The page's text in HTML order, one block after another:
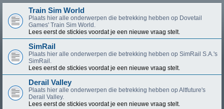
Train Sim World
Plaats hier alle onderwerpen die betrekking hebben op Dovetail
Games' Train Sim World.
Lees eerst de stickies voordat je een nieuwe vraag stelt.
SimRail
Plaats hier alle onderwerpen die betrekking hebben op SimRail S.A.'s
SimRail.
Lees eerst de stickies voordat je een nieuwe vraag stelt.
Derail Valley
Plaats hier alle onderwerpen die betrekking hebben op Altfuture's
Derail Valley.
Lees eerst de stickies voordat je een nieuwe vraag stelt.